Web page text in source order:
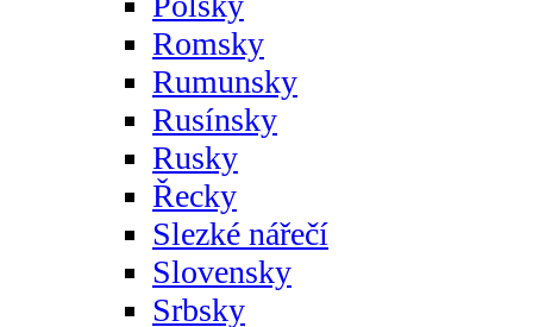
Romsky
Rumunsky
Rusínsky
Rusky
Řecky
Slezké nářečí
Slovensky
Srbsky